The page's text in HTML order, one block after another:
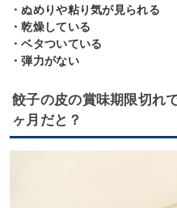
・ぬめりや粘り気が見られる
・乾燥している
・ベタついている
・弾力がない
餃子の皮の賞味期限切れ
ヶ月だと？